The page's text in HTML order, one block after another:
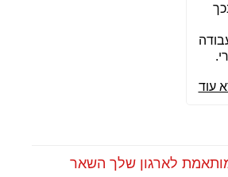
2000 ובכך
עוד
לארגון שלך השאר